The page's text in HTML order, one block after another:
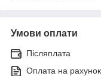
Умови оплати
Післяплата
Оплата на рахунок